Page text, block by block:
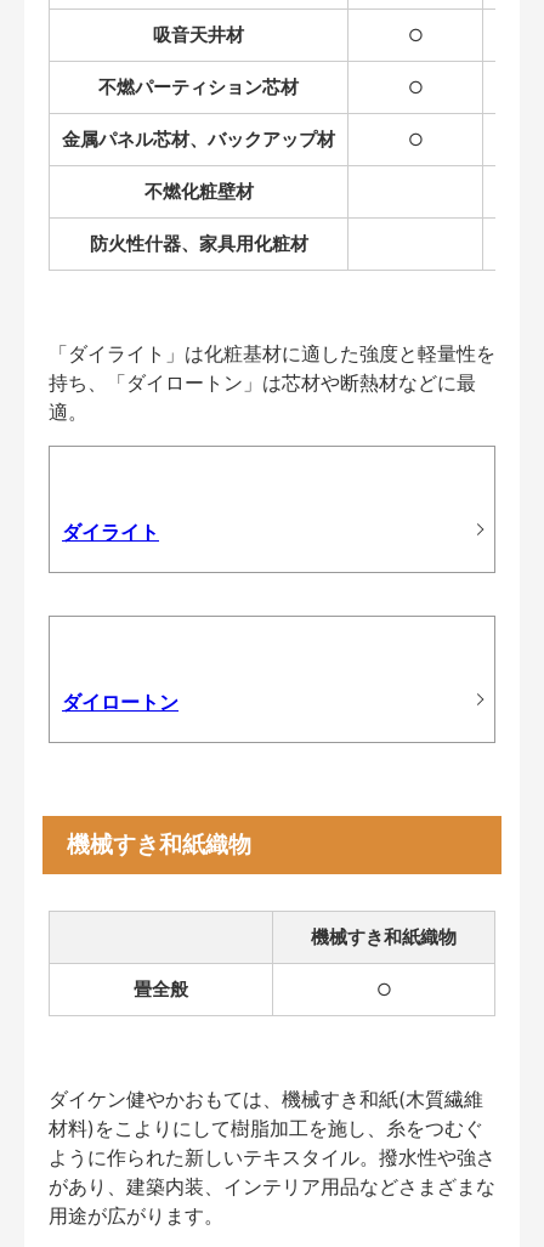
吸音天井材 ○
不燃パーティション芯材 ○
金属パネル芯材、バックアップ材 ○
不燃化粧壁材
防火性什器、家具用化粧材
「ダイライト」は化粧基材に適した強度と軽量性を
持ち、「ダイロートン」は芯材や断熱材などに最
適。
ダイライト
ダイロートン
機械すき和紙織物
機械すき和紙織物
畳全般 ○
ダイケン健やかおもては、機械すき和紙(木質繊維
材料)をこよりにして樹脂加工を施し、糸をつむぐ
ように作られた新しいテキスタイル。撥水性や強さ
があり、建築内装、インテリア用品などさまざまな
用途が広がります。